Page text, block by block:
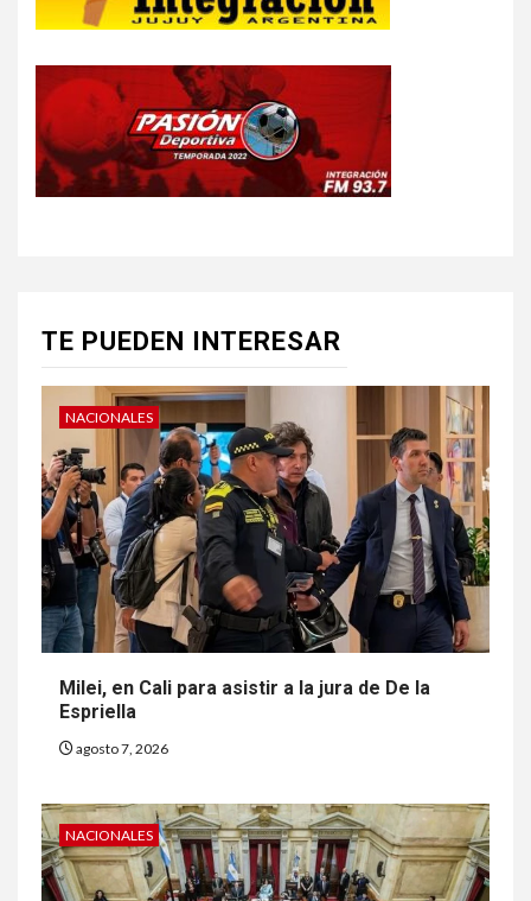
TE PUEDEN INTERESAR
NACIONALES
Milei, en Cali para asistir a la jura de De la
Espriella
agosto 7, 2026
NACIONALES